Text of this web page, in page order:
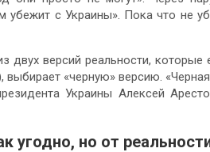
убежит с Украины». Пока что не
двух версий реальности,
выбирает «черную» версию.
Украины Алексей
угодно, но от